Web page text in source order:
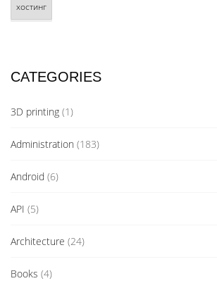
хостинг
CATEGORIES
3D printing (1)
Administration (183)
Android (6)
API (5)
Architecture (24)
Books (4)